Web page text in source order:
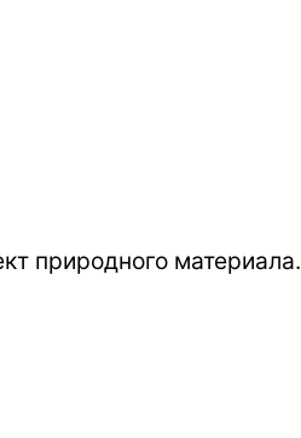
природного материала.